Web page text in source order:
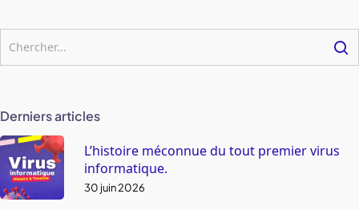
Derniers articles
L’histoire méconnue du tout premier virus
informatique.
30 juin 2026